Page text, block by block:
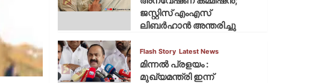
ജസ്റ്റിസ് എംഎസ്
ലിബര്‍ഹാന്‍ അന്തരിച്ചു
Flash Story Latest News
മിന്നല്‍ പ്രളയം :
മുഖ്യമന്ത്രി ഇന്ന്